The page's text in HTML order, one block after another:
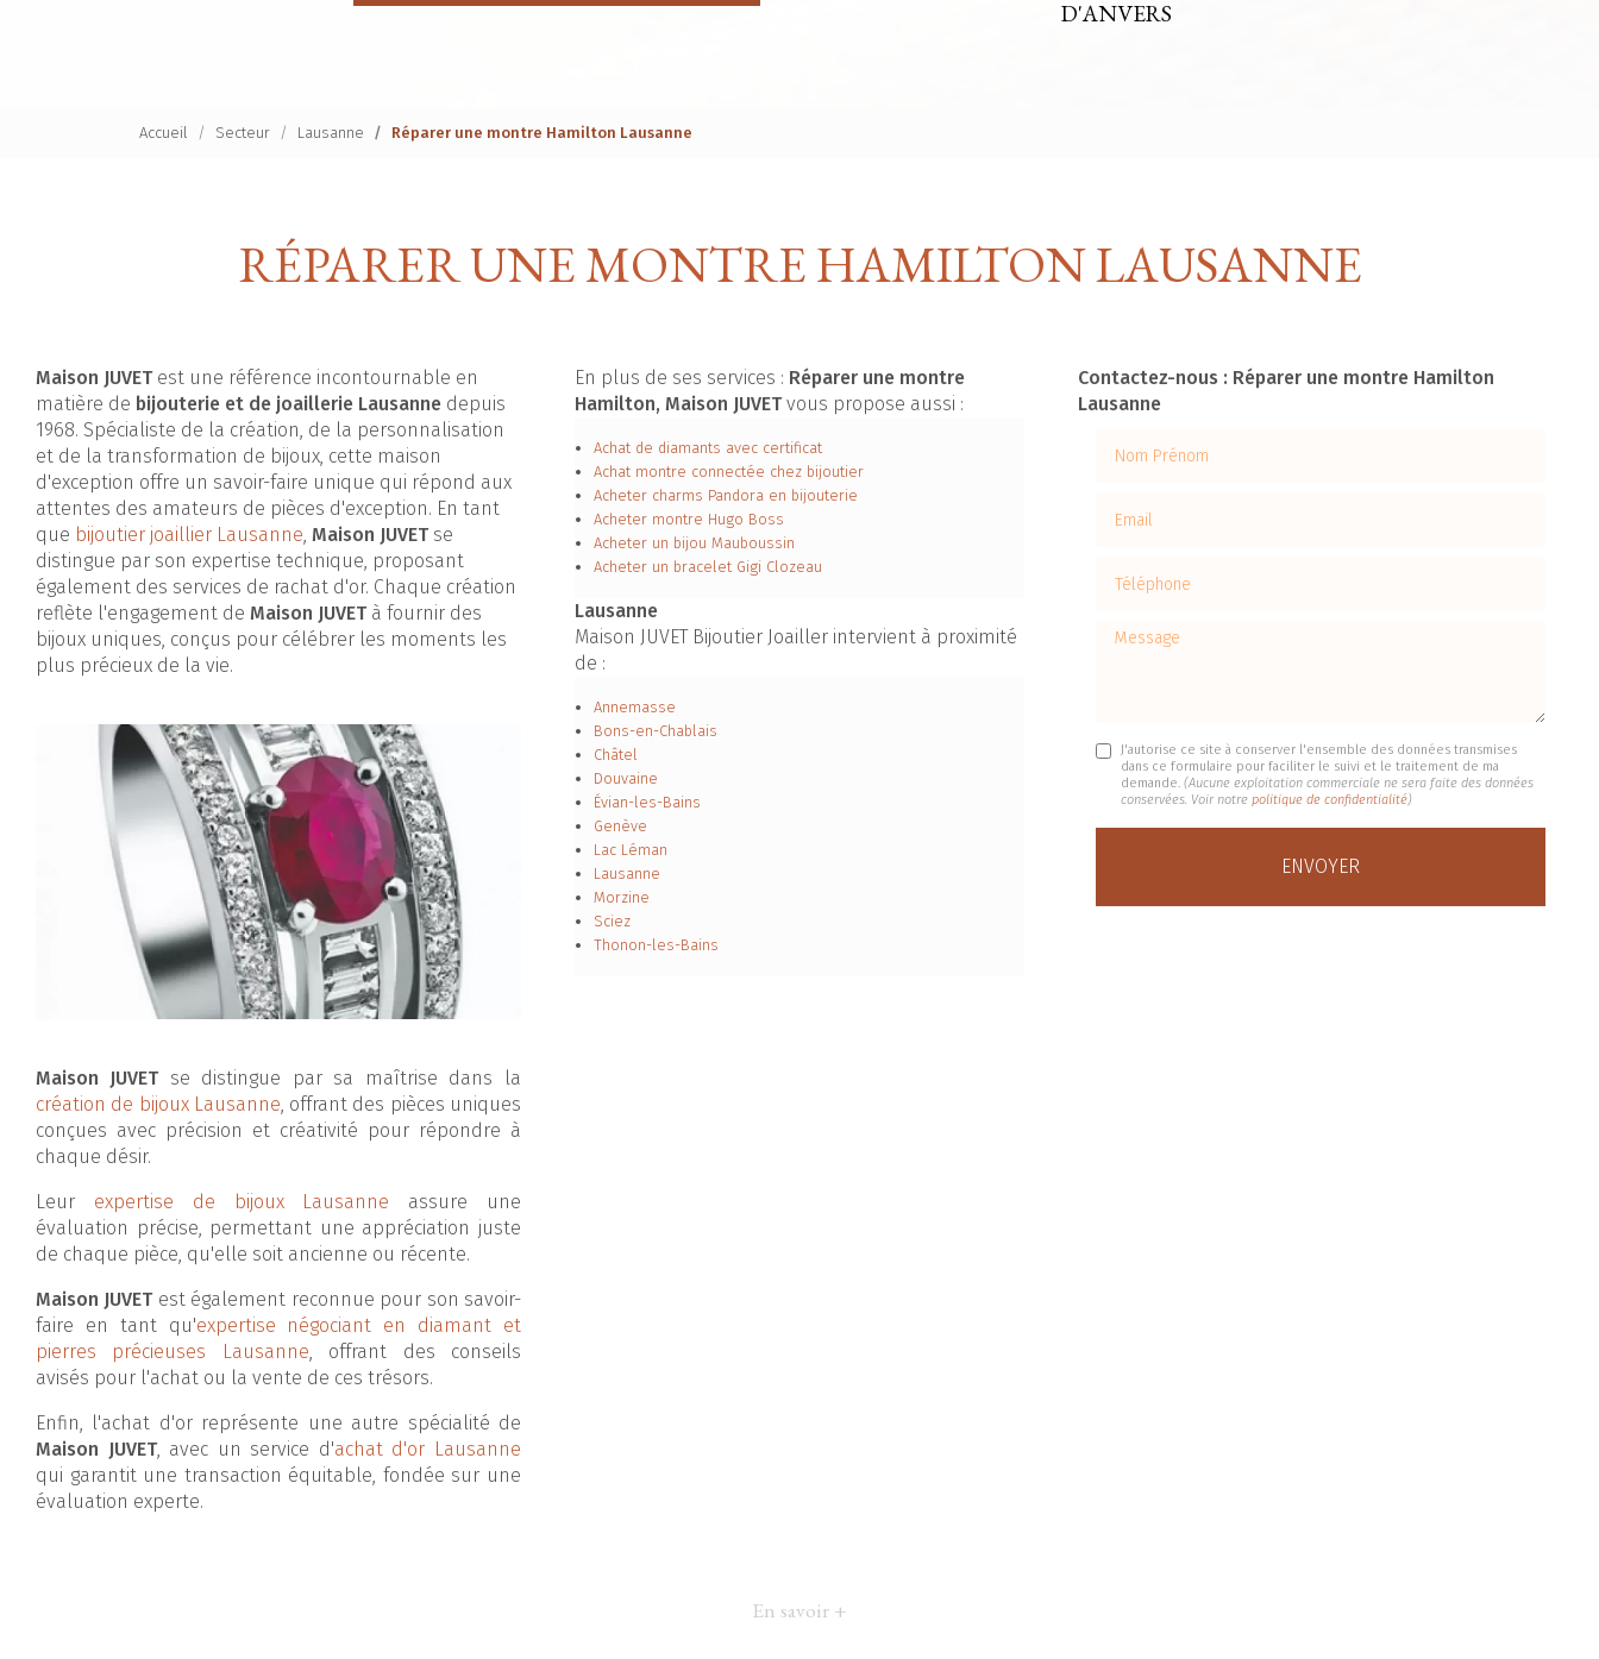
D'ANVERS
Accueil Secteur Lausanne Réparer une montre Hamilton Lausanne
RÉPARER UNE MONTRE HAMILTON LAUSANNE
Maison JUVETest une référence incontournable en
matière de bijouterie et de joaillerie Lausanne depuis
1968. Spécialiste de la création, de la personnalisation
et de la transformation de bijoux, cette maison
d'exception offre un savoir-faire unique qui répond aux
attentes des amateurs de pièces d'exception. En tant
que bijoutier joaillier Lausanne, Maison JUVETse
distingue par son expertise technique, proposant
également des services de rachat d'or. Chaque création
reflète l'engagement de Maison JUVETà fournir des
bijoux uniques, conçus pour célébrer les moments les
plus précieux de la vie.
Maison JUVETse distingue par sa maîtrise dans la
création de bijoux Lausanne , offrant des pièces uniques
conçues avec précision et créativité pour répondre à
chaque désir.
Leur expertise de bijoux Lausanne assure une
évaluation précise, permettant une appréciation juste
de chaque pièce, qu'elle soit ancienne ou récente.
Maison JUVETest également reconnue pour son savoir-
faire en tant qu'expertise négociant en diamant et
pierres précieuses Lausanne , offrant des conseils
avisés pour l'achat ou la vente de ces trésors.
Enfin, l'achat d'or représente une autre spécialité de
Maison JUVET, avec un service d'achat d'or Lausanne
qui garantit une transaction équitable, fondée sur une
évaluation experte.
En plus de ses services : Réparer une montre
Hamilton, Maison JUVETvous propose aussi :
Achat de diamants avec certificat
Achat montre connectée chez bijoutier
Acheter charms Pandora en bijouterie
Acheter montre Hugo Boss
Acheter un bijou Mauboussin
Acheter un bracelet Gigi Clozeau
Lausanne
Maison JUVET Bijoutier Joailler intervient à proximité
de :
Annemasse
Bons-en-Chablais
Châtel
Douvaine
Évian-les-Bains
Genève
Lac Léman
Lausanne
Morzine
Sciez
Thonon-les-Bains
Contactez-nous : Réparer une montre Hamilton
Lausanne
Message
J'autorise ce site à conserver l'ensemble des données transmises
dans ce formulaire pour faciliter le suivi et le traitement de ma
demande. (Aucune exploitation commerciale ne sera faite des données
conservées. Voir notre politique de confidentialité)
En savoir +